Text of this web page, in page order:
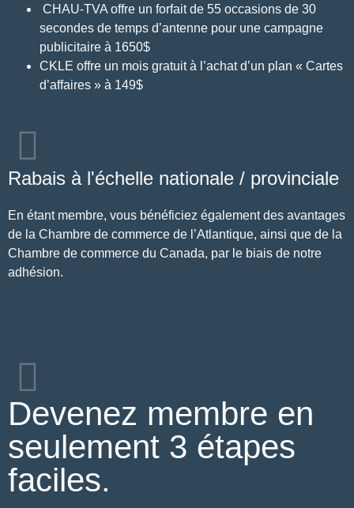
CHAU-TVA offre un forfait de 55 occasions de 30
secondes de temps d’antenne pour une campagne
publicitaire à 1650$
CKLE offre un mois gratuit à l’achat d’un plan « Cartes
d’affaires » à 149$
Rabais à l'échelle nationale / provinciale
En étant membre, vous bénéficiez également des avantages
de la Chambre de commerce de l’Atlantique, ainsi que de la
Chambre de commerce du Canada, par le biais de notre
adhésion.
Devenez membre en
seulement 3 étapes
faciles.